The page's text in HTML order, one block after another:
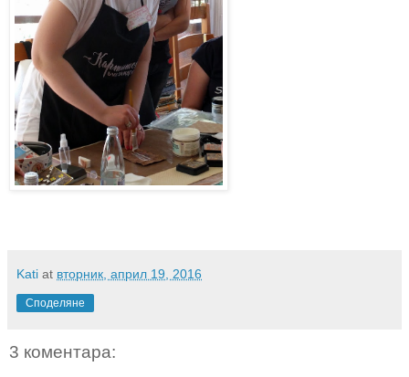
Kati at вторник, април 19, 2016
Споделяне
3 коментара: